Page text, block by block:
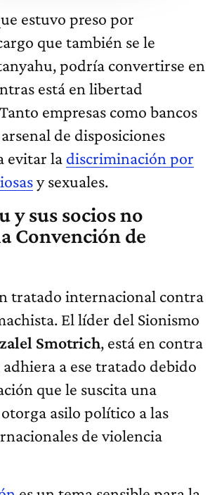
estuvo preso por
que también se le
podría convertirse en
está en libertad
empresas como bancos
de disposiciones
evitar la discriminación por
y sexuales.
y sus socios no
Convención de
tratado internacional contra
El líder del Sionismo
Smotrich, está en contra
a ese tratado debido
que le suscita una
asilo político a las
de violencia